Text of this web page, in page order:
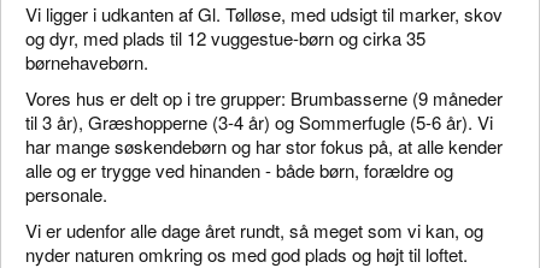
Vi ligger i udkanten af Gl. Tølløse, med udsigt til marker, skov
og dyr, med plads til 12 vuggestue-børn og cirka 35
børnehavebørn.
Vores hus er delt op i tre grupper: Brumbasserne (9 måneder
til 3 år), Græshopperne (3-4 år) og Sommerfugle (5-6 år). Vi
har mange søskendebørn og har stor fokus på, at alle kender
alle og er trygge ved hinanden - både børn, forældre og
personale.
Vi er udenfor alle dage året rundt, så meget som vi kan, og
nyder naturen omkring os med god plads og højt til loftet.